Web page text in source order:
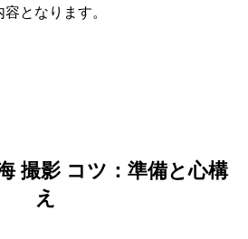
となります。
撮影 コツ：準備と心構
え